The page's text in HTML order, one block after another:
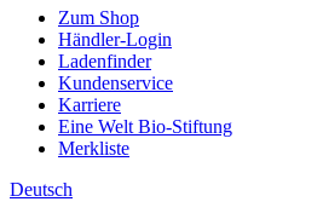
Zum Shop
Händler-Login
Ladenfinder
Kundenservice
Karriere
Eine Welt Bio-Stiftung
Merkliste
Deutsch